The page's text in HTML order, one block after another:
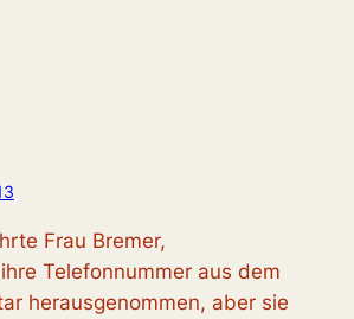
Frau Bremer,
Telefonnummer aus dem
herausgenommen, aber sie